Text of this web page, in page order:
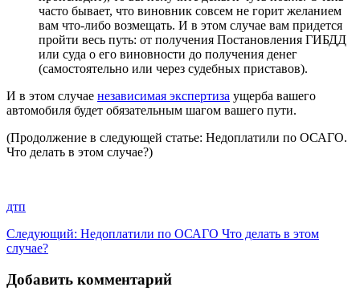
часто бывает, что виновник совсем не горит желанием
вам что-либо возмещать. И в этом случае вам придется
пройти весь путь: от получения Постановления ГИБДД
или суда о его виновности до получения денег
(самостоятельно или через судебных приставов).
И в этом случае независимая экспертиза ущерба вашего
автомобиля будет обязательным шагом вашего пути.
(Продолжение в следующей статье: Недоплатили по ОСАГО.
Что делать в этом случае?)
дтп
Навигация
по
записям
Следующий: Следующая
Недоплатили по ОСАГО Что делать в этом
случае?
Добавить комментарий